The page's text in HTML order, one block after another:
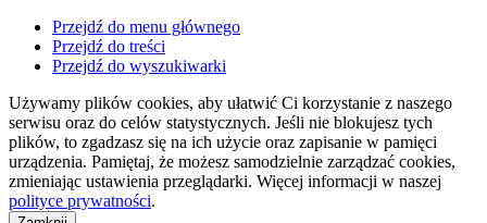
Przejdź do menu głównego
Przejdź do treści
Przejdź do wyszukiwarki
Używamy plików cookies, aby ułatwić Ci korzystanie z naszego
serwisu oraz do celów statystycznych. Jeśli nie blokujesz tych
plików, to zgadzasz się na ich użycie oraz zapisanie w pamięci
urządzenia. Pamiętaj, że możesz samodzielnie zarządzać cookies,
zmieniając ustawienia przeglądarki. Więcej informacji w naszej
polityce prywatności.